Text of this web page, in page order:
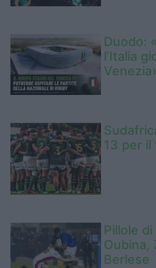
Duodo:
l’Italia
13 per
Pillole
Oubina,
Berlese